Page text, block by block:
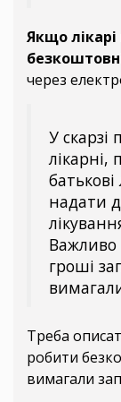
Якщо
через
У скарзі
лікарні,
надати
Важливо
гроші
Треба
робити
вимагали